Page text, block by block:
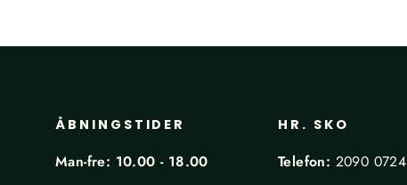
ÅBNINGSTIDER
Man-fre: 10.00 - 18.00
HR. SKO
Telefon: 2090 0724